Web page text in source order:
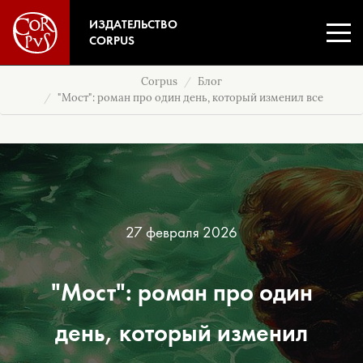
ИЗДАТЕЛЬСТВО
CORPUS
Corpus
Блог
"Мост": роман про один день, который изменил все
27 февраля 2026
"Мост": роман про один
день, который изменил